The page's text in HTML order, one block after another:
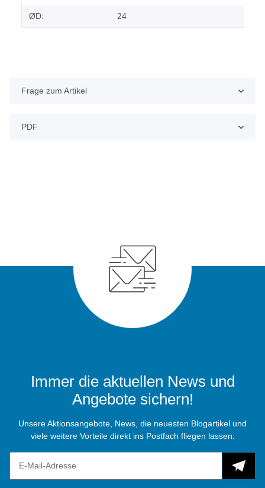
ØD: 24
Frage zum Artikel
PDF
Immer die aktuellen News und
Angebote sichern!
Unsere Aktionsangebote, News, die neuesten Blogartikel und
viele weitere Vorteile direkt ins Postfach fliegen lassen.